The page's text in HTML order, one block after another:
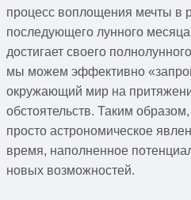
процесс воплощения мечты в
последующего лунного
достигает своего
мы можем эффективно
окружающий мир на
обстоятельств. Таким образом,
просто астрономическое
время, наполненное
новых возможностей.